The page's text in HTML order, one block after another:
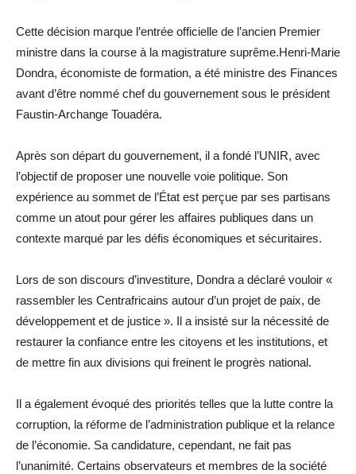
Cette décision marque l’entrée officielle de l’ancien Premier
ministre dans la course à la magistrature suprême.Henri-Marie
Dondra, économiste de formation, a été ministre des Finances
avant d’être nommé chef du gouvernement sous le président
Faustin-Archange Touadéra.
Après son départ du gouvernement, il a fondé l’UNIR, avec
l’objectif de proposer une nouvelle voie politique. Son
expérience au sommet de l’État est perçue par ses partisans
comme un atout pour gérer les affaires publiques dans un
contexte marqué par les défis économiques et sécuritaires.
Lors de son discours d’investiture, Dondra a déclaré vouloir «
rassembler les Centrafricains autour d’un projet de paix, de
développement et de justice ». Il a insisté sur la nécessité de
restaurer la confiance entre les citoyens et les institutions, et
de mettre fin aux divisions qui freinent le progrès national.
Il a également évoqué des priorités telles que la lutte contre la
corruption, la réforme de l’administration publique et la relance
de l’économie. Sa candidature, cependant, ne fait pas
l’unanimité. Certains observateurs et membres de la société